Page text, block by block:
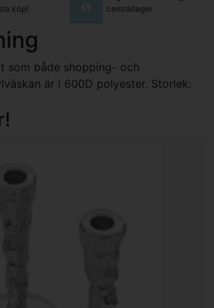
köp!
centrallager
som både shopping- och
är i 600D polyester. Storlek: